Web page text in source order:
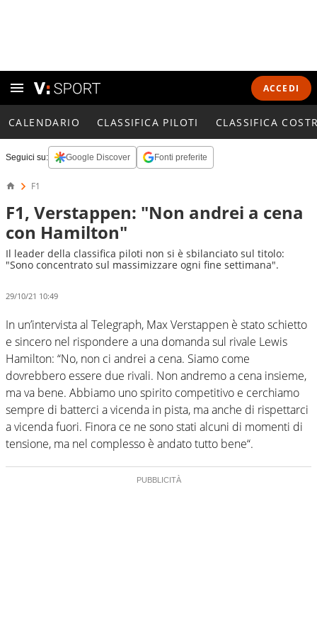
ACCEDI
CALENDARIO CLASSIFICA PILOTI CLASSIFICA
Seguici su: Google Discover Fonti preferite
F1
F1, Verstappen: "Non andrei a cena
con Hamilton"
Il leader della classifica piloti non si è sbilanciato sul titolo:
"Sono concentrato sul massimizzare ogni fine settimana".
29/10/21 10:49
In un’intervista al Telegraph, Max Verstappen è stato schietto
e sincero nel rispondere a una domanda sul rivale Lewis
Hamilton: “No, non ci andrei a cena. Siamo come
dovrebbero essere due rivali. Non andremo a cena insieme,
ma va bene. Abbiamo uno spirito competitivo e cerchiamo
sempre di batterci a vicenda in pista, ma anche di rispettarci
a vicenda fuori. Finora ce ne sono stati alcuni di momenti di
tensione, ma nel complesso è andato tutto bene“.